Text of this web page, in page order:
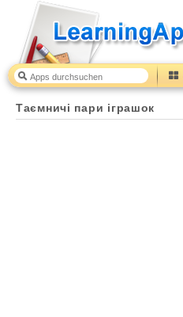
Таємничі пари іграшок